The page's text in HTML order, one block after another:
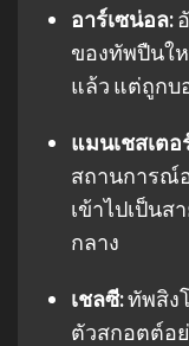
อาร์เซน่อล:
ของทัพปืนใ
แล้ว แต่ถูกบ
แมนเชสเตอ
สถานการณ์
เข้าไปเป็น
กลาง
เชลซี:ทัพสิง
ตัวสกอตต์อย่